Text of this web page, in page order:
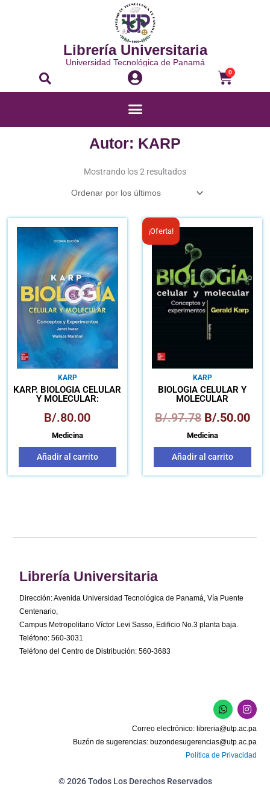
Librería Universitaria
Universidad Tecnológica de Panamá
Buscar 0
Carrito
Menú
Autor: KARP
Mostrando los 2 resultadospor
KARP
KARP. BIOLOGÍA CELULAR
Y MOLECULAR:
EXPERIMENTOS
B/.80.00
Medicina
Añadir al carrito
¡Oferta!
KARP
BIOLOGÍA CELULAR Y
MOLECULAR
B/.97.78
El
era:
B/.97.78.
B/.50.00
El
es:
B/
Medicina
Añadir al carrito
Librería Universitaria
Dirección: Avenida Universidad Tecnológica de Panamá, Vía Puente
Centenario,
Campus Metropolitano Víctor Levi Sasso, Edificio No.3 planta baja.
Teléfono: 560-3031
Teléfono del Centro de Distribución: 560-3683
W
h
a
t
s
a
p
I
n
s
t
a
g
r
Correo electrónico: libreria@utp.ac.pa
Buzón de sugerencias: buzondesugerencias@utp.ac.pa
Política de Privacidad
© 2026 Todos Los Derechos Reservados